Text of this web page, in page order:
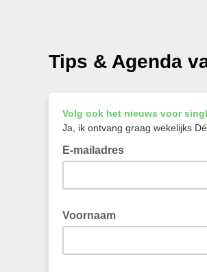
Tips & Agenda
Volg ook het nieuws voor
Ja, ik ontvang graag wekelijks
E-mailadres
Voornaam